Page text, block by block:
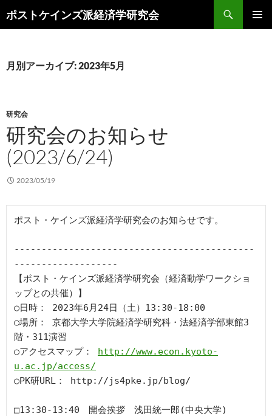
ン
ツ
キ
プ
ポストケインズ派経済学研究会
索
月別アーカイブ: 2023年5月
研究会
研究会のお知らせ
(2023/6/24)
2023/05/19
ポスト・ケインズ派経済学研究会のお知らせです。
--------------------------------------------
-------------------
【ポスト・ケインズ派経済学研究会（経済動学ワークショ
ップとの共催）】
○日時： 2023年6月24日（土）13:30-18:00
○場所： 京都大学大学院経済学研究科・法経済学部東館3
階・311演習
○アクセスマップ： http://www.econ.kyoto-
u.ac.jp/access/
○PK研URL： http://js4pke.jp/blog/
□13:30-13:40　開会挨拶　浅田統一郎(中央大学)